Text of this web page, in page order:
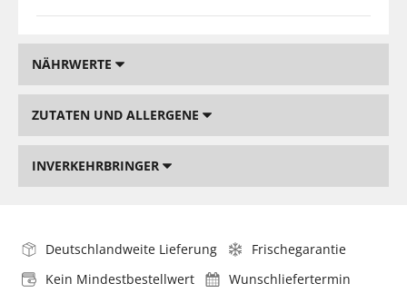
NÄHRWERTE
ZUTATEN UND ALLERGENE
INVERKEHRBRINGER
Deutschlandweite Lieferung
Frischegarantie
Kein Mindestbestellwert
Wunschliefertermin